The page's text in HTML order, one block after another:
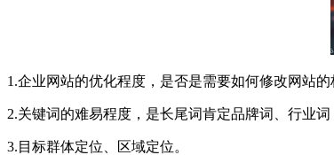
1.企业网站的优化程度，是否是需要如何修改网站的
2.关键词的难易程度，是长尾词肯定品牌词、行业词
3.目标群体定位、区域定位。